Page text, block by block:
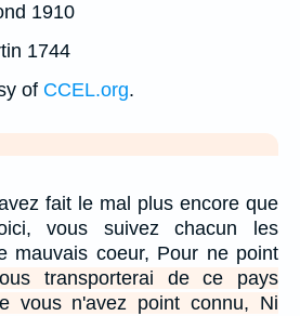
1910
1744
of CCEL.org.
fait le mal plus encore que
vous suivez chacun les
mauvais coeur, Pour ne point
transporterai de ce pays
vous n'avez point connu, Ni